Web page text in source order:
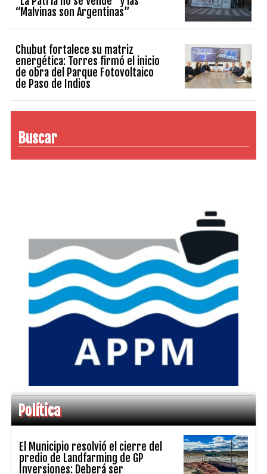
“Malvinas son Argentinas”
Chubut fortalece su matriz
energética: Torres firmó el inicio
de obra del Parque Fotovoltaico
de Paso de Indios
Buscar
Política
El Municipio resolvió el cierre del
predio de Landfarming de GP
Inversiones: Deberá ser